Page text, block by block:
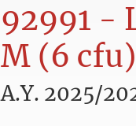
92991 -
M (6 cfu)
A.Y. 2025/